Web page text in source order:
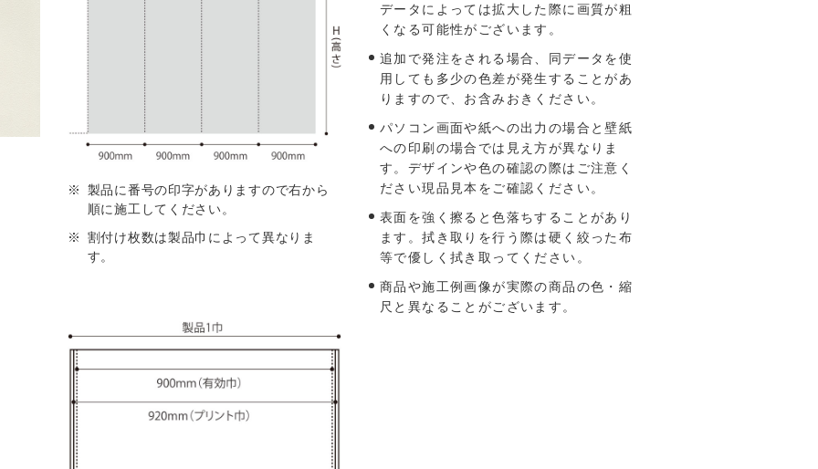
製品に番号の印字がありますので右から
順に施工してください。
割付け枚数は製品巾によって異なりま
す。
データによっては拡大した際に画質が粗
くなる可能性がございます。
追加で発注をされる場合、同データを使
用しても多少の色差が発生することがあ
りますので、お含みおきください。
パソコン画面や紙への出力の場合と壁紙
への印刷の場合では見え方が異なりま
す。デザインや色の確認の際はご注意く
ださい現品見本をご確認ください。
表面を強く擦ると色落ちすることがあり
ます。拭き取りを行う際は硬く絞った布
等で優しく拭き取ってください。
商品や施工例画像が実際の商品の色・縮
尺と異なることがございます。